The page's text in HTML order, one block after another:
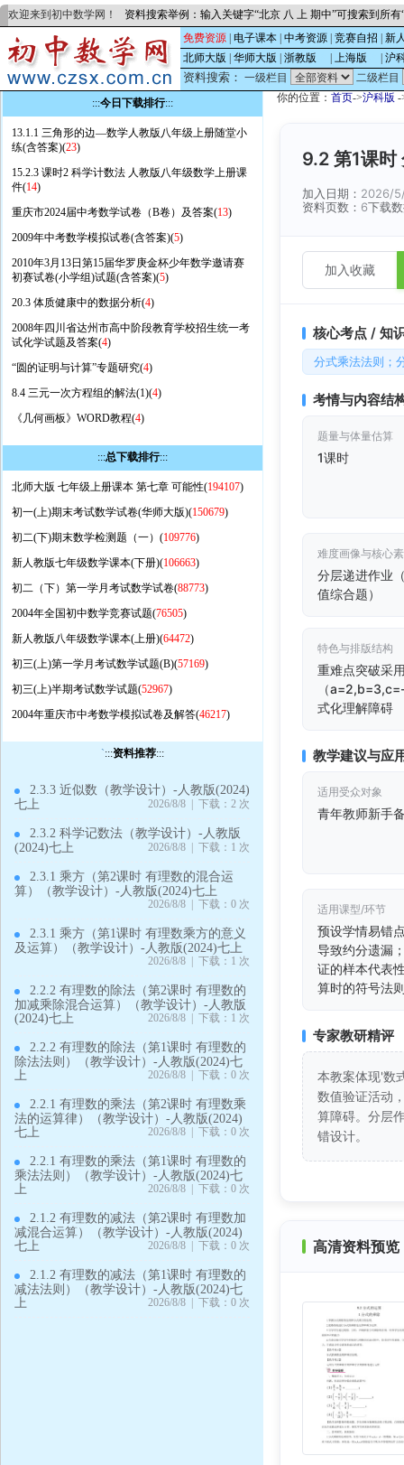
欢迎来到初中数学网！ 资料搜索举例：输入关键字“北京 八 上 期中”可搜索到所
免费资源 电子课本 中考资源 竞赛自招
新
北师大版
华师大版 浙教版 上海版 沪
资料搜索： 一级栏目
二级栏目
:::今日下载排行:::
13.1.1 三角形的边—数学人教版八年级上册随堂小
练(含答案)(23)
15.2.3 课时2 科学计数法 人教版八年级数学上册课
件(14)
重庆市2024届中考数学试卷（B卷）及答案(13)
2009年中考数学模拟试卷(含答案)(5)
2010年3月13日第15届华罗庚金杯少年数学邀请赛
初赛试卷(小学组)试题(含答案)(5)
20.3 体质健康中的数据分析(4)
2008年四川省达州市高中阶段教育学校招生统一考
试化学试题及答案(4)
“圆的证明与计算”专题研究(4)
8.4 三元一次方程组的解法(1)(4)
《几何画板》WORD教程(4)
:::总下载排行:::
北师大版 七年级上册课本 第七章 可能性(194107)
初一(上)期末考试数学试卷(华师大版)(150679)
初二(下)期末数学检测题（一）(109776)
新人教版七年级数学课本(下册)(106663)
初二（下）第一学月考试数学试卷(88773)
2004年全国初中数学竞赛试题(76505)
新人教版八年级数学课本(上册)(64472)
初三(上)第一学月考试数学试题(B)(57169)
初三(上)半期考试数学试题(52967)
2004年重庆市中考数学模拟试卷及解答(46217)
`:::资料推荐:::
2.3.3 近似数（教学设计）-人教版(2024)
七上
2026/8/8 | 下载：2 次
2.3.2 科学记数法（教学设计）-人教版
(2024)七上
2026/8/8 | 下载：1 次
2.3.1 乘方（第2课时 有理数的混合运
算）（教学设计）-人教版(2024)七上
2026/8/8 | 下载：0 次
2.3.1 乘方（第1课时 有理数乘方的意义
及运算）（教学设计）-人教版(2024)七上
2026/8/8 | 下载：1 次
2.2.2 有理数的除法（第2课时 有理数的
加减乘除混合运算）（教学设计）-人教版
(2024)七上
2026/8/8 | 下载：1 次
2.2.2 有理数的除法（第1课时 有理数的
除法法则）（教学设计）-人教版(2024)七
上
2026/8/8 | 下载：0 次
2.2.1 有理数的乘法（第2课时 有理数乘
法的运算律）（教学设计）-人教版(2024)
七上
2026/8/8 | 下载：0 次
2.2.1 有理数的乘法（第1课时 有理数的
乘法法则）（教学设计）-人教版(2024)七
上
2026/8/8 | 下载：0 次
2.1.2 有理数的减法（第2课时 有理数加
减混合运算）（教学设计）-人教版(2024)
七上
2026/8/8 | 下载：0 次
2.1.2 有理数的减法（第1课时 有理数的
减法法则）（教学设计）-人教版(2024)七
上
2026/8/8 | 下载：0 次
你的位置： 首页->沪科版 -
9.2 第1课
加入日期： 2026/
资料页数： 6下载
加入收藏
核心考点 / 知
分式乘法法则；
考情与内容结
题量与体量估算
1课时
难度画像与核心
分层递进作业
值综合题）
特色与排版结构
重难点突破采
（
式化理解障碍
教学建议与应
适用受众对象
青年教师新手
适用课型/环节
预设学情易错
导致约分遗漏
证的样本代表
算时的符号法
专家教研精评
本教案体现'数
数值验证活动
算障碍。分层
错设计。
高清资料预